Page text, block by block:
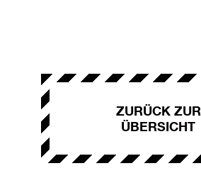
ZURÜCK ZUR
ÜBERSICHT